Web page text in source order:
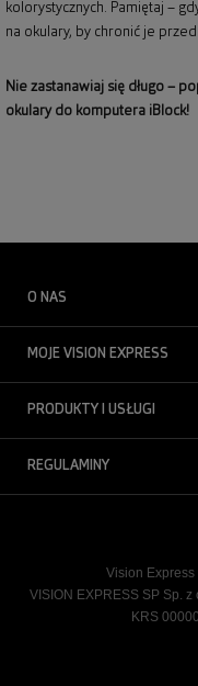
kolorystycznych. Pamiętaj –
na okulary, by chronić je
Nie zastanawiaj się długo –
okulary do komputera iBlock!
O NAS
MOJE VISION EXPRESS
PRODUKTY I USŁUGI
REGULAMINY
Vision
VISION EXPRESS SP Sp.
KRS